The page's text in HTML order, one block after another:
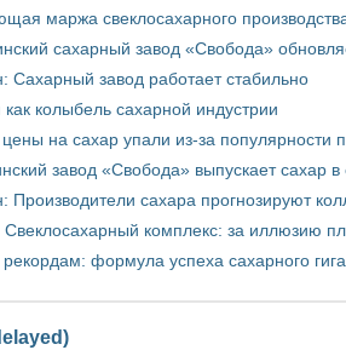
маржа свеклосахарного
сахарный завод «Свобода»
Сахарный завод работает стабильно
колыбель сахарной индустрии
на сахар упали из-за популярности
завод «Свобода» выпускает сахар в
Производители сахара прогнозируют
комплекс: за иллюзию
формула успеха сахарного